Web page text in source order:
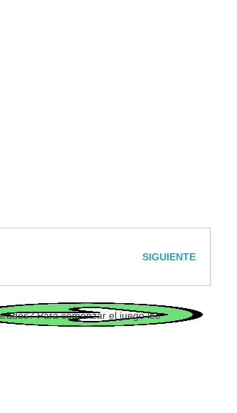
SIGUIENTE
Para comenzar el juego lee